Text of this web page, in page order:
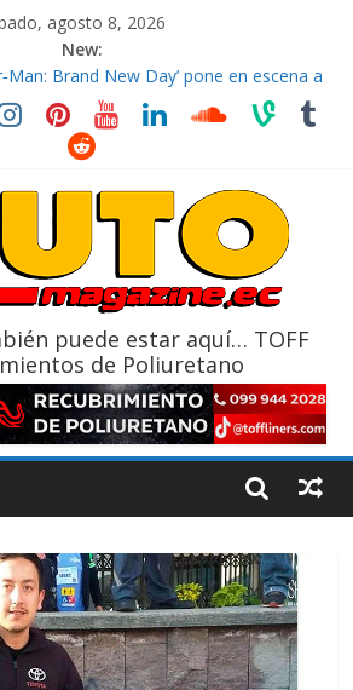
agosto 8, 2026
New:
gana protagonismo a la hora de
Brand New Day’ pone en escena a
edición 47ª, recorre 7 provincias en 8
Bolden para cubrir las rutas de La
puede estar aquí… TOFF
de Poliuretano